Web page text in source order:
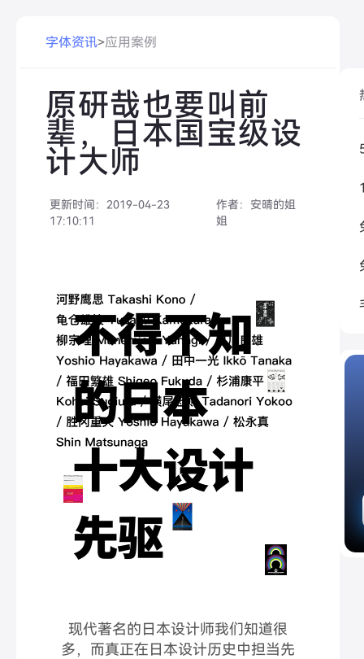
字体资讯>应用案例
原研哉也要叫前
辈，日本国宝级设
计大师
更新时间： 2019-04-23
17:10:11
作者： 安晴的姐
姐
现代著名的日本设计师我们知道很
多，而真正在日本设计历史中担当先